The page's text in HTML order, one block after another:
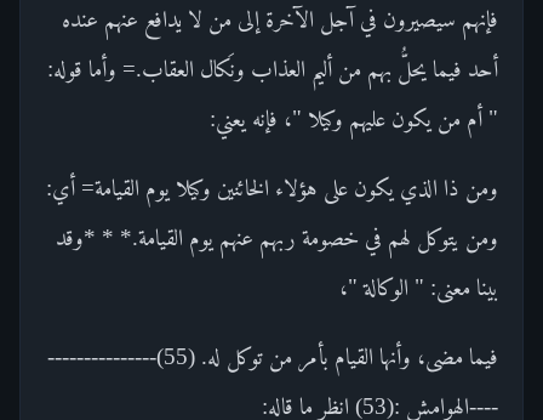
فإنهم سيصيرون في آجل الآخرة إلى من لا يدافع عنهم عنده
أحد فيما يحلُّ بهم من أليم العذاب ونَكال العقاب.= وأما قوله:
" أم من يكون عليهم وكيلا "، فإنه يعني:
ومن ذا الذي يكون على هؤلاء الخائنين وكيلا يوم القيامة= أي:
ومن يتوكل لهم في خصومة ربهم عنهم يوم القيامة.* * *وقد
بينا معنى: " الوكالة "،
فيما مضى، وأنها القيام بأمر من توكل له. (55)---------------
----الهوامش :(53) انظر ما قاله: